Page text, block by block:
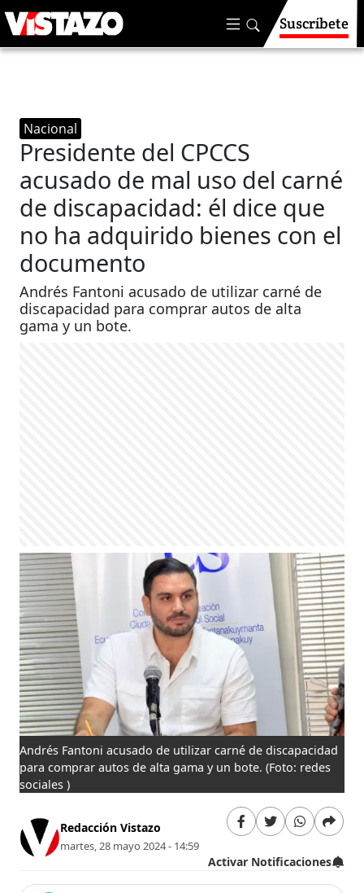
Suscríbete
Nacional
Presidente del CPCCS
acusado de mal uso del carné
de discapacidad: él dice que
no ha adquirido bienes con el
documento
Andrés Fantoni acusado de utilizar carné de
discapacidad para comprar autos de alta
gama y un bote.
Andrés Fantoni acusado de utilizar carné de discapacidad
para comprar autos de alta gama y un bote. (Foto: redes
sociales )
Redacción Vistazo
martes, 28 mayo 2024 - 14:59
Activar Notificaciones